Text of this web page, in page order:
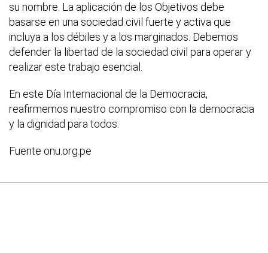
su nombre. La aplicación de los Objetivos debe
basarse en una sociedad civil fuerte y activa que
incluya a los débiles y a los marginados. Debemos
defender la libertad de la sociedad civil para operar y
realizar este trabajo esencial.
En este Día Internacional de la Democracia,
reafirmemos nuestro compromiso con la democracia
y la dignidad para todos.
Fuente onu.org.pe